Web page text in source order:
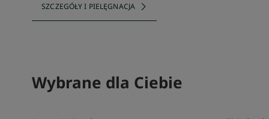
SZCZEGÓŁY I PIELĘGNACJA
Wybrane dla Ciebie